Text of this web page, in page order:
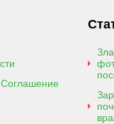
Соглашение